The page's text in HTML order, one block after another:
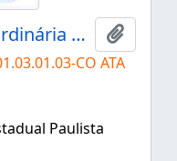
Ata da 153ª sessão extraordinária do Conselho Universitário da Unesp de 07/06/2022
Add to
CO ATA
Paulista